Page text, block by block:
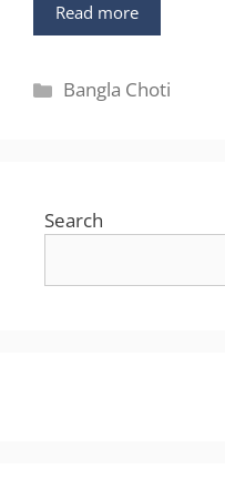
Read more
Categories
Bangla Choti
Search